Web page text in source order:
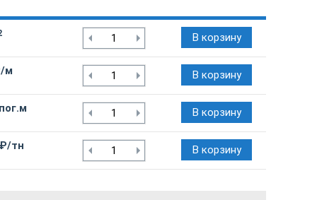
В корзину
м В корзину
В корзину
тн В корзину